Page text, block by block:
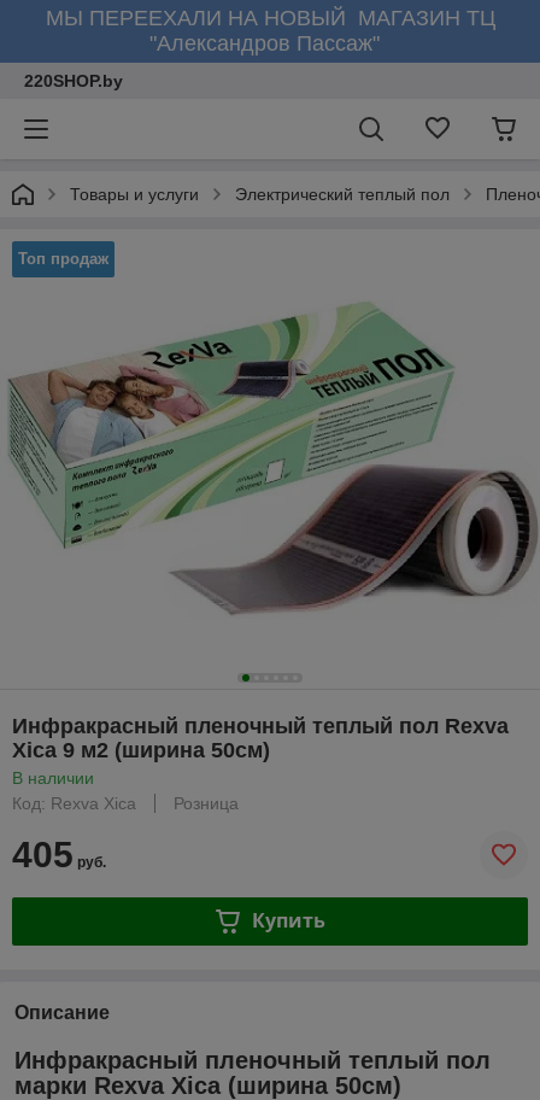
МЫ ПЕРЕЕХАЛИ НА НОВЫЙ МАГАЗИН ТЦ
"Александров Пассаж"
220SHOP.by
Товары и услуги Электрический теплый пол
Топ продаж
Инфракрасный пленочный теплый пол Rexva
Xica 9 м2 (ширина 50см)
В наличии
Код: Rexva Xica
Розница
405 руб.
Купить
Описание
Инфракрасный пленочный теплый пол
марки Rexva Xica (ширина 50см)